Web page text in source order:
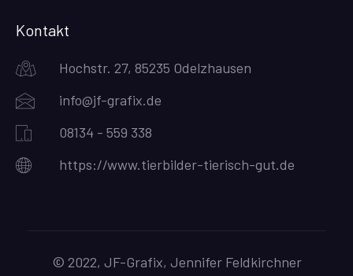
Kontakt
Hochstr. 27, 85235 Odelzhausen
info@jf-grafix.de
08134 - 559 338
https://www.tierbilder-tierisch-gut.de
© 2022, JF-Grafix, Jennifer Feldkirchner